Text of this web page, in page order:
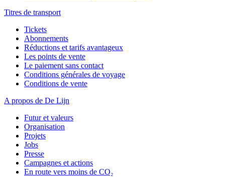
Titres de transport
Tickets
Abonnements
Réductions et tarifs avantageux
Les points de vente
Le paiement sans contact
Conditions générales de voyage
Conditions de vente
A propos de De Lijn
Futur et valeurs
Organisation
Projets
Jobs
Presse
Campagnes et actions
En route vers moins de CO₂